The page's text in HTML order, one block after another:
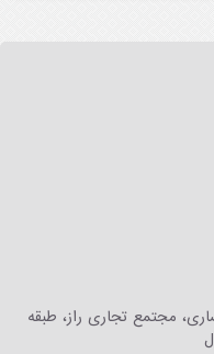
مجتمع تجاری راز، طبقه